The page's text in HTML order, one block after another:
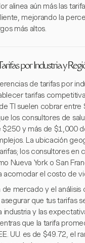
alinea aún más las
mejorando la
más altos.
por Industria y
de tarifas por
tarifas
TI suelen cobrar
los consultores de
$250 y más de $1,000
La ubicación
los consultores en
Nueva York o San
acomodar el costo de
de mercado y el análisis
que tus tarifas
industria y las
que la tarifa
UU. es de $49.72, el